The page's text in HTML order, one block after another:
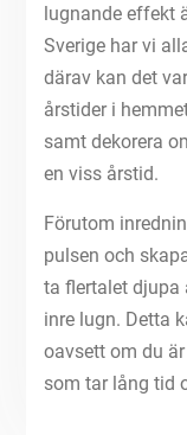
lugnande effekt
Sverige har vi
därav kan det
årstider i
samt dekorera
en viss årstid.
Förutom
pulsen och
ta flertalet djupa
inre lugn. Detta
oavsett om du
som tar lång tid